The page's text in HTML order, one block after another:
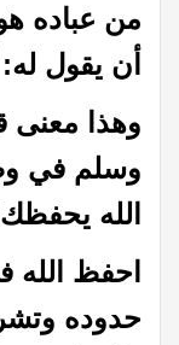
من عباده هو
أن يقول
وهذا معنى
وسلم في
الله
احفظ الله
حدوده